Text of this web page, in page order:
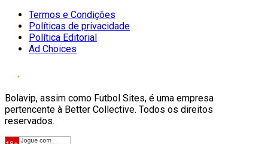
Termos e Condições
Políticas de privacidade
Política Editorial
Ad Choices
Bolavip, assim como Futbol Sites, é uma empresa
pertencente à Better Collective. Todos os direitos
reservados.